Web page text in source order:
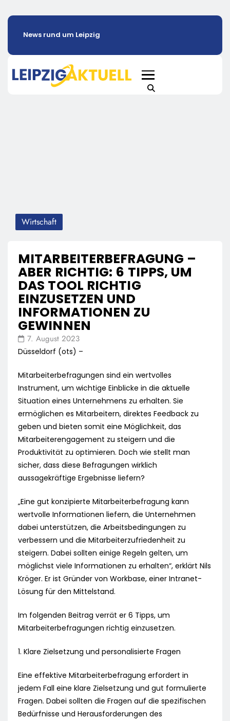
News rund um Leipzig
Wirtschaft
MITARBEITERBEFRAGUNG –
ABER RICHTIG: 6 TIPPS, UM
DAS TOOL RICHTIG
EINZUSETZEN UND
INFORMATIONEN ZU
GEWINNEN
7. August 2023
Düsseldorf (ots) –
Mitarbeiterbefragungen sind ein wertvolles
Instrument, um wichtige Einblicke in die aktuelle
Situation eines Unternehmens zu erhalten. Sie
ermöglichen es Mitarbeitern, direktes Feedback zu
geben und bieten somit eine Möglichkeit, das
Mitarbeiterengagement zu steigern und die
Produktivität zu optimieren. Doch wie stellt man
sicher, dass diese Befragungen wirklich
aussagekräftige Ergebnisse liefern?
„Eine gut konzipierte Mitarbeiterbefragung kann
wertvolle Informationen liefern, die Unternehmen
dabei unterstützen, die Arbeitsbedingungen zu
verbessern und die Mitarbeiterzufriedenheit zu
steigern. Dabei sollten einige Regeln gelten, um
möglichst viele Informationen zu erhalten“, erklärt Nils
Kröger. Er ist Gründer von Workbase, einer Intranet-
Lösung für den Mittelstand.
Im folgenden Beitrag verrät er 6 Tipps, um
Mitarbeiterbefragungen richtig einzusetzen.
1. Klare Zielsetzung und personalisierte Fragen
Eine effektive Mitarbeiterbefragung erfordert in
jedem Fall eine klare Zielsetzung und gut formulierte
Fragen. Dabei sollten die Fragen auf die spezifischen
Bedürfnisse und Herausforderungen des